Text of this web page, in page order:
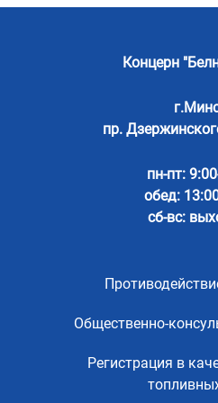
Концерн
пр.
пн-пт:
обед:
сб-вс:
Общественно-
Регистрация в